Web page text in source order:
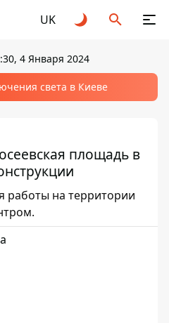
UK
4 Января 2024
света в Киеве
площадь в
работы на территории